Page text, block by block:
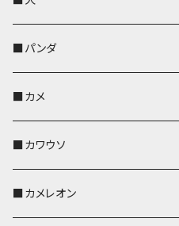
靴下・ミニタオル
財布
その他
ペンホルダー
財布
靴下・ミニタオル
その他
レザートレイ
ペンホルダー
財布
靴下・ミニタオル
レザートレイ
ペンホルダー
ペットボトルホルダー
スマホケース
AppleWatchバンド
レザートレイ
ペンホルダー
靴下・ミニタオル
帆布・デニム
KONBU
ポーチ
AppleWatchバンド
ペンホルダー
レザートレイ
ポーチ
ポシェット・バッグ
帆布・デニム
KONBU
コインケース
AppleWatchバンド
コインケース
レザートレイ
ペンホルダー
ペットボトルホルダー
レザートレイ
ペンホルダー
ペットボトルホルダー
キーケース
メガネケース
レザートレイ
キーケース
ペンホルダー
パスケース
キーケース
コインケース
名刺入れ
IDカードケース
パスケース
名刺入れ・カードケース
メガネケース
パスケース
キーケース
コインケース
メガネケース
その他
■パンダ
■カメ
■カワウソ
■カメレオン